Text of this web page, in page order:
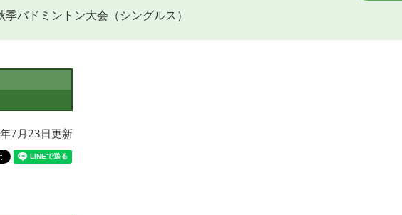
季バドミントン大会（シングルス）
7月23日更新